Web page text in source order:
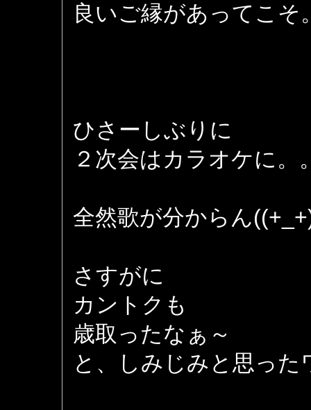
良いご縁があってこそ
ひさーしぶりに
２次会はカラオケに。
全然歌が分からん
さすがに
カントクも
歳取ったなぁ～
と、しみじみと思った